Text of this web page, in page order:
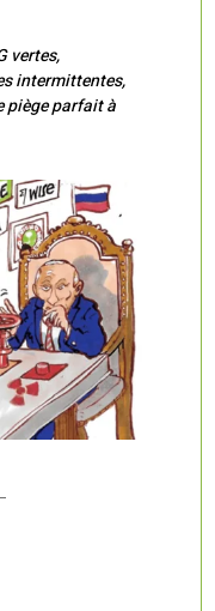
vertes,
intermittentes,
piège parfait à